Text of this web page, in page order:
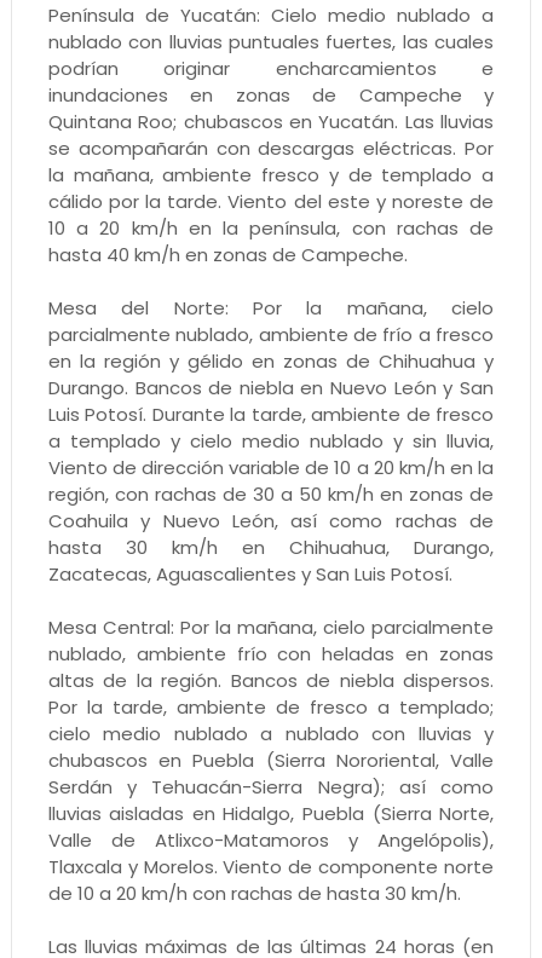
Península de Yucatán: Cielo medio nublado a
nublado con lluvias puntuales fuertes, las cuales
podrían originar encharcamientos e
inundaciones en zonas de Campeche y
Quintana Roo; chubascos en Yucatán. Las lluvias
se acompañarán con descargas eléctricas. Por
la mañana, ambiente fresco y de templado a
cálido por la tarde. Viento del este y noreste de
10 a 20 km/h en la península, con rachas de
hasta 40 km/h en zonas de Campeche.
Mesa del Norte: Por la mañana, cielo
parcialmente nublado, ambiente de frío a fresco
en la región y gélido en zonas de Chihuahua y
Durango. Bancos de niebla en Nuevo León y San
Luis Potosí. Durante la tarde, ambiente de fresco
a templado y cielo medio nublado y sin lluvia,
Viento de dirección variable de 10 a 20 km/h en la
región, con rachas de 30 a 50 km/h en zonas de
Coahuila y Nuevo León, así como rachas de
hasta 30 km/h en Chihuahua, Durango,
Zacatecas, Aguascalientes y San Luis Potosí.
Mesa Central: Por la mañana, cielo parcialmente
nublado, ambiente frío con heladas en zonas
altas de la región. Bancos de niebla dispersos.
Por la tarde, ambiente de fresco a templado;
cielo medio nublado a nublado con lluvias y
chubascos en Puebla (Sierra Nororiental, Valle
Serdán y Tehuacán-Sierra Negra); así como
lluvias aisladas en Hidalgo, Puebla (Sierra Norte,
Valle de Atlixco-Matamoros y Angelópolis),
Tlaxcala y Morelos. Viento de componente norte
de 10 a 20 km/h con rachas de hasta 30 km/h.
Las lluvias máximas de las últimas 24 horas (en